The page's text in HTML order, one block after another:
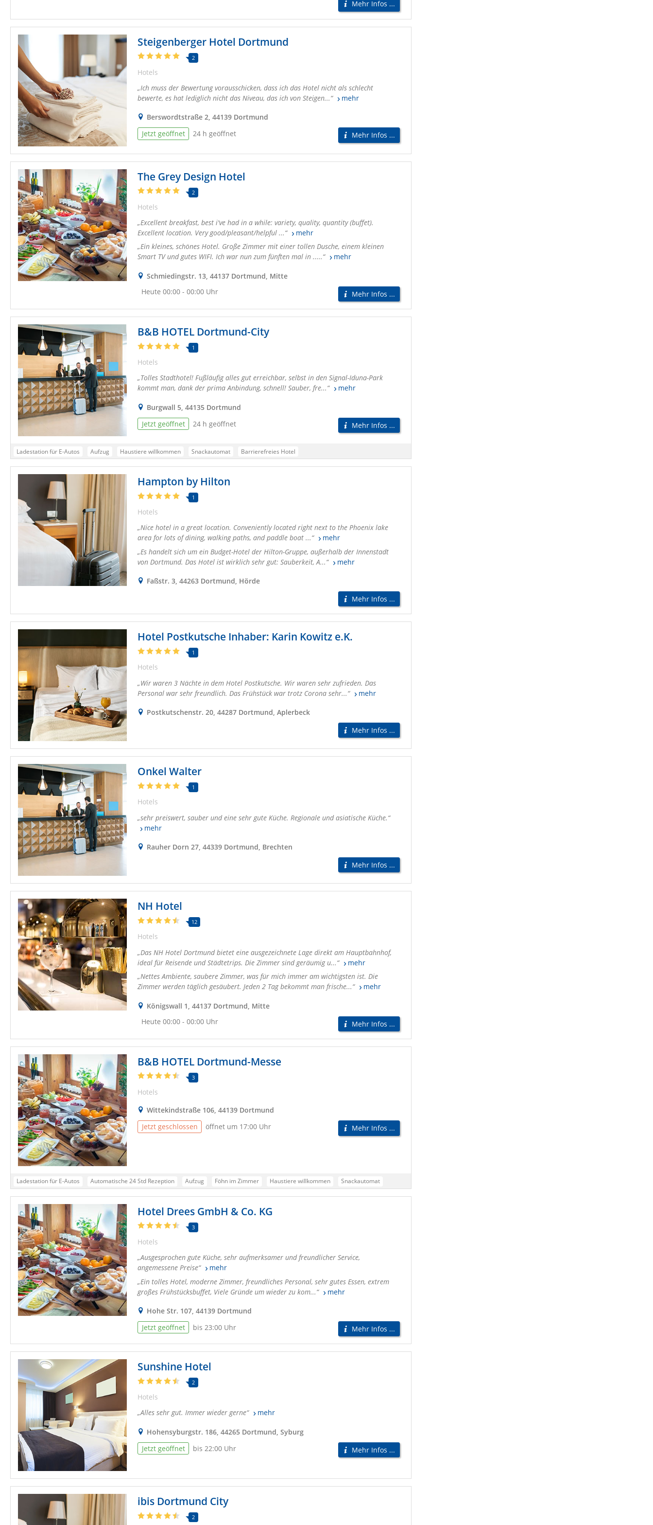
Mehr Infos ...
Steigenberger Hotel Dortmund
2
Hotels
Ich muss der Bewertung vorausschicken, dass ich das Hotel nicht als schlecht
bewerte, es hat lediglich nicht das Niveau, das ich von Steigen...
mehr
Berswordtstraße 2, 44139 Dortmund
Jetzt geöffnet
24 h geöffnet Mehr Infos ...
The Grey Design Hotel
2
Hotels
Excellent breakfast, best i've had in a while: variety, quality, quantity (buffet).
Excellent location. Very good/pleasant/helpful ...
mehr
Ein kleines, schönes Hotel. Große Zimmer mit einer tollen Dusche, einem kleinen
Smart TV und gutes WIFI. Ich war nun zum fünften mal in .....
mehr
Schmiedingstr. 13, 44137 Dortmund, Mitte
Heute 00:00 - 00:00 Uhr
Mehr Infos ...
B&B HOTEL Dortmund-City
1
Hotels
Tolles Stadthotel! Fußläufig alles gut erreichbar, selbst in den Signal-Iduna-Park
kommt man, dank der prima Anbindung, schnell! Sauber, fre...
mehr
Burgwall 5, 44135 Dortmund
Jetzt geöffnet
24 h geöffnet Mehr Infos ...
Ladestation für E-Autos Aufzug Haustiere willkommen Snackautomat
Barrierefreies Hotel
Kostenpflichtiger Parkplatz nach Verfügbarkeit
Klimatisiert Kostenloses Highspeed-WLAN
Spender für Desinfektionsmittel
Bett+Bike-Zertifizierung
Direkte Anbindung an den öffentlichen Nahverkehr
Städtereisende
Geschäftsreisende Familien Gourmetreisende
Alleinreisende mit Kindern
Kurzzeiturlauber
Hampton by Hilton
1
Hotels
Nice hotel in a great location. Conveniently located right next to the Phoenix lake
area for lots of dining, walking paths, and paddle boat ...
mehr
Es handelt sich um ein Budget-Hotel der Hilton-Gruppe, außerhalb der Innenstadt
von Dortmund. Das Hotel ist wirklich sehr gut: Sauberkeit, A...
mehr
Faßstr. 3, 44263 Dortmund, Hörde
Mehr Infos ...
Hotel Postkutsche Inhaber: Karin Kowitz e.K.
1
Hotels
Wir waren 3 Nächte in dem Hotel Postkutsche. Wir waren sehr zufrieden. Das
Personal war sehr freundlich. Das Frühstück war trotz Corona sehr...
mehr
Postkutschenstr. 20, 44287 Dortmund, Aplerbeck
Mehr Infos ...
Onkel Walter
1
Hotels
sehr preiswert, sauber und eine sehr gute Küche. Regionale und asiatische Küche.
mehr
Rauher Dorn 27, 44339 Dortmund, Brechten
Mehr Infos ...
NH Hotel
12
Hotels
Das NH Hotel Dortmund bietet eine ausgezeichnete Lage direkt am Hauptbahnhof,
ideal für Reisende und Städtetrips. Die Zimmer sind geräumig u...
mehr
Nettes Ambiente, saubere Zimmer, was für mich immer am wichtigsten ist. Die
Zimmer werden täglich gesäubert. Jeden 2 Tag bekommt man frische...
mehr
Königswall 1, 44137 Dortmund, Mitte
Heute 00:00 - 00:00 Uhr
Mehr Infos ...
B&B HOTEL Dortmund-Messe
3
Hotels
Wittekindstraße 106, 44139 Dortmund
Jetzt geschlossen
öffnet um 17:00 Uhr Mehr Infos ...
Ladestation für E-Autos Automatische 24 Std Rezeption Aufzug Föhn im Zimmer Haustiere willkommen
Snackautomat
Barrierefreies Hotel
Kostenpflichtiger Parkplatz nach Verfügbarkeit Klimatisiert
Kostenloses Highspeed-WLAN
Spender für Desinfektionsmittel
Fahrradabstellplätze vorhanden
Bett+Bike-Zertifizierung
Direkte Anbindung an den öffentlichen Nahverkehr
Junge Leute
Geschäftsreisende
Familien Gourmetreisende
Kurzzeiturlauber
Hotel Drees GmbH & Co. KG
3
Hotels
Ausgesprochen gute Küche, sehr aufmerksamer und freundlicher Service,
angemessene Preise
mehr
Ein tolles Hotel, moderne Zimmer, freundliches Personal, sehr gutes Essen, extrem
großes Frühstücksbuffet, Viele Gründe um wieder zu kom...
mehr
Hohe Str. 107, 44139 Dortmund
Jetzt geöffnet
bis 23:00 Uhr Mehr Infos ...
Sunshine Hotel
2
Hotels
Alles sehr gut. Immer wieder gerne
mehr
Hohensyburgstr. 186, 44265 Dortmund, Syburg
Jetzt geöffnet
bis 22:00 Uhr Mehr Infos ...
ibis Dortmund City
2